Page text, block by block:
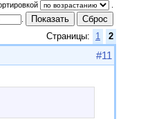
Показать Сброс
Страницы: 1 2
#11